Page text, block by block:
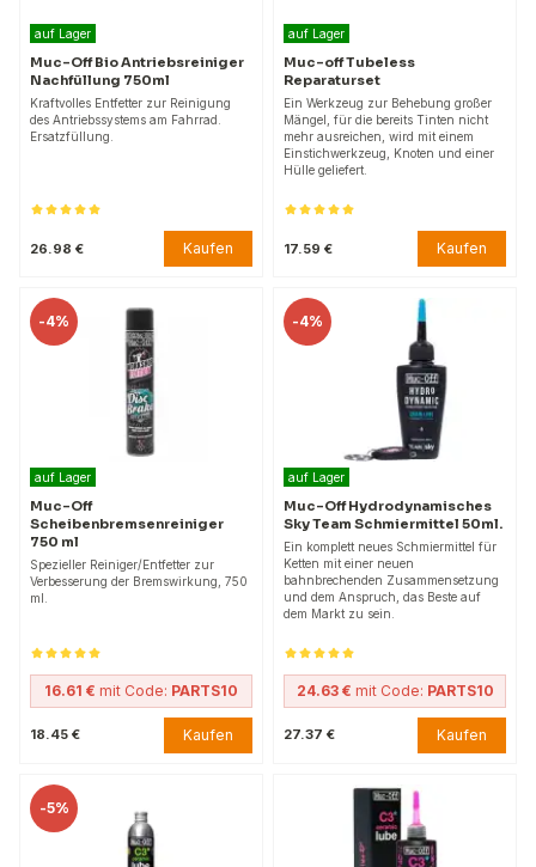
auf Lager
Muc-Off Bio Antriebsreiniger
Nachfüllung 750ml
Kraftvolles Entfetter zur Reinigung
des Antriebssystems am Fahrrad.
Ersatzfüllung.
26.98 € Kaufen
auf Lager
Muc-off Tubeless
Reparaturset
Ein Werkzeug zur Behebung großer
Mängel, für die bereits Tinten nicht
mehr ausreichen, wird mit einem
Einstichwerkzeug, Knoten und einer
Hülle geliefert.
17.59 € Kaufen
-4%
auf Lager
Muc-Off
Scheibenbremsenreiniger
750 ml
Spezieller Reiniger/Entfetter zur
Verbesserung der Bremswirkung, 750
ml.
16.61 € mit Code: PARTS10
18.45 € Kaufen
-4%
auf Lager
Muc-Off Hydrodynamisches
Sky Team Schmiermittel 50ml.
Ein komplett neues Schmiermittel für
Ketten mit einer neuen
bahnbrechenden Zusammensetzung
und dem Anspruch, das Beste auf
dem Markt zu sein.
24.63 € mit Code: PARTS10
27.37 € Kaufen
-5%